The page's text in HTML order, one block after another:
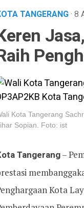
TANGERANG· 8
Kota Tangerang
Sopian. Foto: ist
Tangerang–
Kota